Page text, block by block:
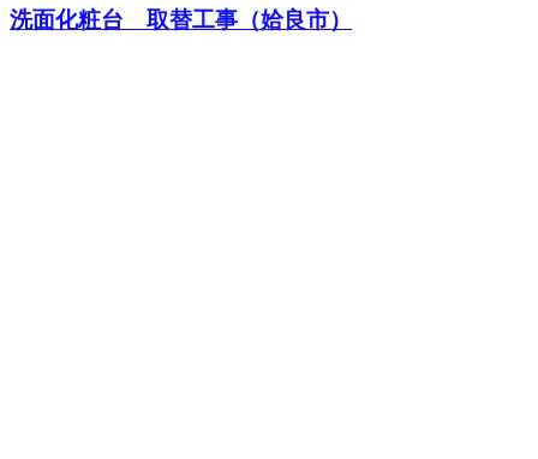
洗面化粧台 取替工事（姶良市）